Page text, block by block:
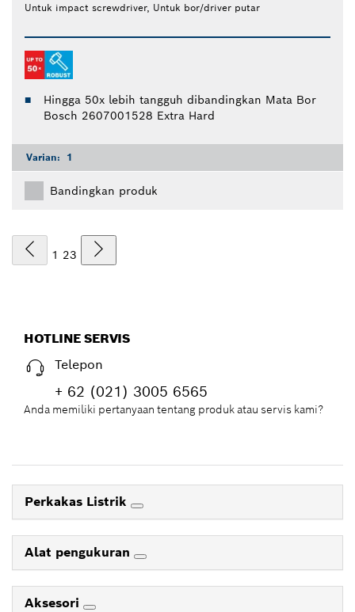
Untuk impact screwdriver, Untuk bor/driver putar
Hingga 50x lebih tangguh dibandingkan Mata Bor
Bosch 2607001528 Extra Hard
Varian: 1
Bandingkan produk
1 23
HOTLINE SERVIS
Telepon
+ 62 (021) 3005 6565
Anda memiliki pertanyaan tentang produk atau servis kami?
Perkakas Listrik
Alat pengukuran
Aksesori